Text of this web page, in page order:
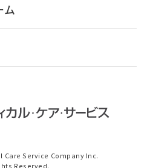
Care Service Company Inc.
Reserved.